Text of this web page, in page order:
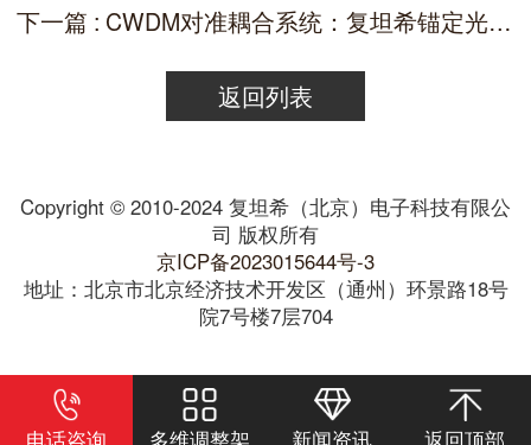
下一篇 : CWDM对准耦合系统：复坦希锚定光通信器件智造的精准化路径
返回列表
Copyright © 2010-2024 复坦希（北京）电子科技有限公
司 版权所有
京ICP备2023015644号-3
地址：北京市北京经济技术开发区（通州）环景路18号
院7号楼7层704
电话咨询 多维调整架 新闻资讯 返回顶部